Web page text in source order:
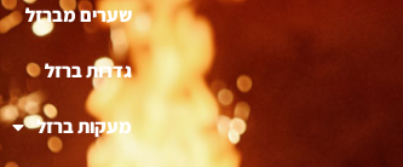
שערים מברזל
גדרות ברזל
מעקות ברזל